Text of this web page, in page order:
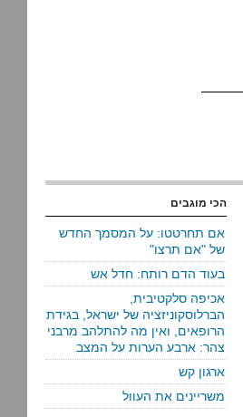
הכי מוגבים
אם תחרטטו: על המסמך החדש
של "אם תרצו"
בעוד הדם רותח: חדל אש
אכיפה סלקטיבית,
הברלוסקוניזציה של ישראל, בגידת
הרופאים, ואין מה להתלהב מרבני
צהר: ארבע הערות על המצב
ארגון קש
משריינים את העוול